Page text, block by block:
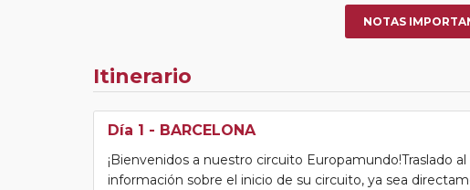
NOTAS
Itinerario
Día 1 - BARCELONA
¡Bienvenidos a nuestro circuito Europamundo!Traslado
información sobre el inicio de su circuito, ya sea